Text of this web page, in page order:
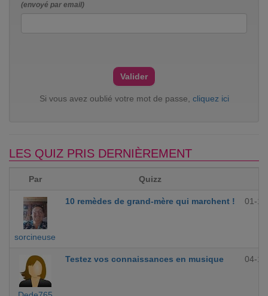
(envoyé par email)
Si vous avez oublié votre mot de passe, cliquez ici
LES QUIZ PRIS DERNIÈREMENT
Par Quizz
sorcineuse
10 remèdes de grand-mère qui marchent ! 01-
Testez vos connaissances en musique 04-